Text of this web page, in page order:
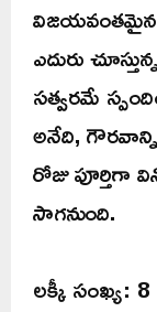
ఎదురు
సత్వరమే
అనేది,
రోజు పూర్తిగా
సాగనుంది.
లక్కీ సంఖ్య: 8